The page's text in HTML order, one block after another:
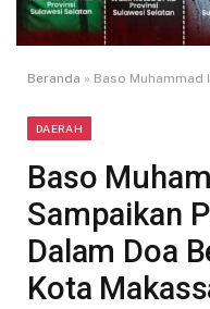
Beranda » Baso Muhammad Ikram
DAERAH
Baso
Sampaikan
Dalam Doa
Kota